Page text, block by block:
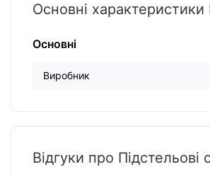
Основні
Основні
Виробник
Відгуки про